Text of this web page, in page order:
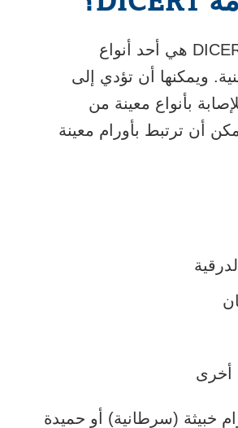
إن متلازمة DICER1 هي أحد أنواع
ويمكنها أن تؤدي إلى
بأنواع معينة من
أن ترتبط بأورام معينة
أخرى
خبيثة (سرطانية) أو حميدة